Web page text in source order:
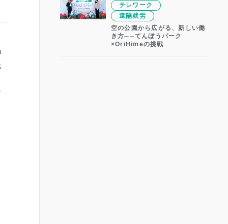
テレワーク
遠隔就労
空の公園から広がる、新しい働
き方──てんぼうパーク
×OriHimeの挑戦